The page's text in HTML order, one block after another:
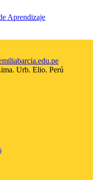
Aprendizaje
Urb. Elio. Perú